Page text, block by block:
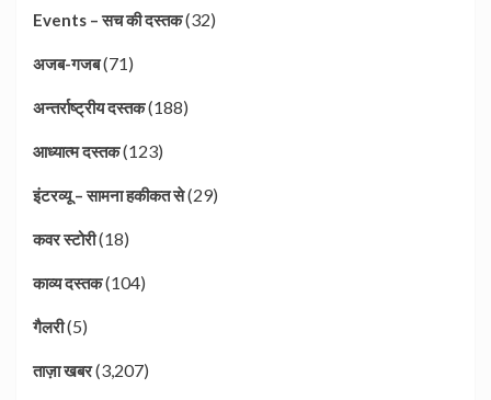
Events – सच की दस्तक(32)
अजब-गजब(71)
अन्तर्राष्ट्रीय दस्तक(188)
आध्यात्म दस्तक(123)
इंटरव्यू – सामना हकीकत से(29)
कवर स्टोरी(18)
काव्य दस्तक(104)
गैलरी(5)
ताज़ा खबर(3,207)